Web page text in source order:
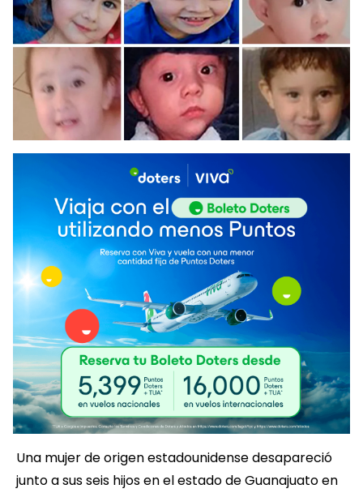
Una mujer de origen estadounidense desapareció
junto a sus seis hijos en el estado de Guanajuato en